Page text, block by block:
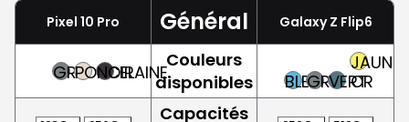
Pixel 10 Pro Général Galaxy Z Flip6
GRISPORCELAINE
NOIR
Couleurs
disponibles
BLEUGRISVERT
JAUNE,
OR
Capacités